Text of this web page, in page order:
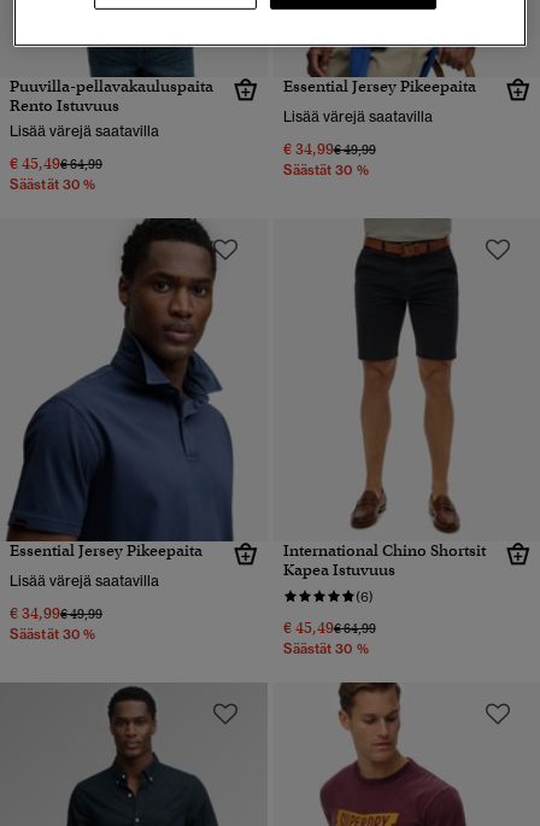
Puuvilla-pellavakauluspaita
Rento Istuvuus
Lisää värejä saatavilla
€ 45,49Hinta alennettu hinnasta
€ 64,99hintaan
Säästät 30 %
Essential Jersey Pikeepaita
Lisää värejä saatavilla
€ 34,99Hinta alennettu hinnasta
€ 49,99hintaan
Säästät 30 %
Essential Jersey Pikeepaita
Lisää värejä saatavilla
€ 34,99Hinta alennettu hinnasta
€ 49,99hintaan
Säästät 30 %
International Chino Shortsit
Kapea Istuvuus
(6)
€ 45,49Hinta alennettu hinnasta
€ 64,99hintaan
Säästät 30 %